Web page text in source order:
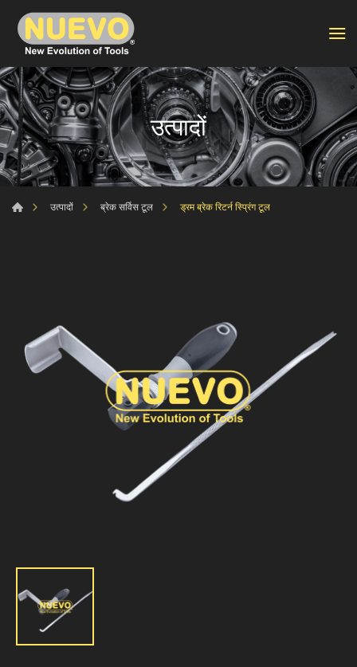
उत्पादों
उत्पादों ब्रेक सर्विस टूल ड्रम ब्रेक रिटर्न स्प्रिंग टूल